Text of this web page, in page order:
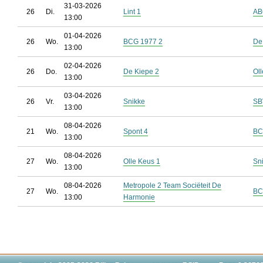
26 Di.
31-03-2026
13:00
Lint 1
26 Wo.
01-04-2026
13:00
BCG 1977 2
26 Do.
02-04-2026
13:00
De Kiepe 2
26 Vr.
03-04-2026
13:00
Snikke
21 Wo.
08-04-2026
13:00
Spont 4
27 Wo.
08-04-2026
13:00
Olle Keus 1
27 Wo.
08-04-2026
13:00
Metropole 2 Team Sociëteit De
Harmonie